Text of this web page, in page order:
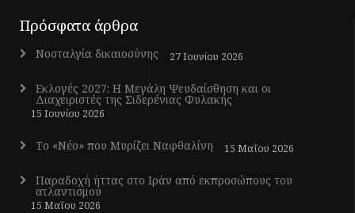
Πρόσφατα άρθρα
Νοσταλγία δικαιοσύνης 27 Ιουνίου 2026
Εκλογές 2027: Η Μεγάλη Ψευδαίσθηση και οι
Διαχειριστές της Σιδερένιας Φυλακής
15 Ιουνίου 2026
Το «Νέο» που Μυρίζει Ναφθαλίνη 15 Μαΐου 2026
Παραδοχή ήττας στο Ιράν από εκπροσώπους του
ατλαντισμού
15 Μαΐου 2026